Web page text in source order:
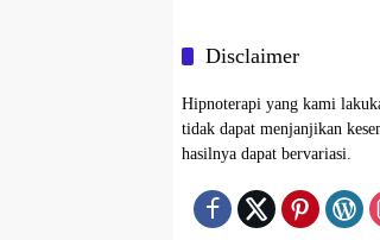
Disclaimer
Hipnoterapi yang kami
tidak dapat menjanjikan
hasilnya dapat bervariasi.